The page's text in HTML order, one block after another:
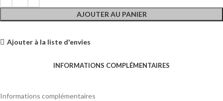
AJOUTER AU PANIER
Ajouter à la liste d'envies
INFORMATIONS COMPLÉMENTAIRES
Informations complémentaires